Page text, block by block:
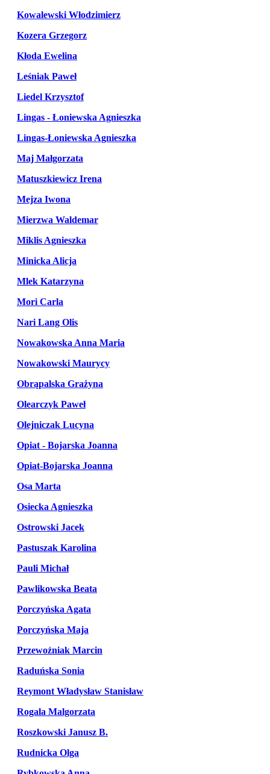
Kowalewski Włodzimierz
Kozera Grzegorz
Kłoda Ewelina
Leśniak Paweł
Liedel Krzysztof
Lingas - Łoniewska Agnieszka
Lingas-Łoniewska Agnieszka
Maj Małgorzata
Matuszkiewicz Irena
Mejza Iwona
Mierzwa Waldemar
Miklis Agnieszka
Minicka Alicja
Mlek Katarzyna
Mori Carla
Nari Lang Olis
Nowakowska Anna Maria
Nowakowski Maurycy
Obrąpalska Grażyna
Olearczyk Paweł
Olejniczak Lucyna
Opiat - Bojarska Joanna
Opiat-Bojarska Joanna
Osa Marta
Osiecka Agnieszka
Ostrowski Jacek
Pastuszak Karolina
Pauli Michał
Pawlikowska Beata
Porczyńska Agata
Porczyńska Maja
Przewoźniak Marcin
Raduńska Sonia
Reymont Władysław Stanisław
Rogala Malgorzata
Roszkowski Janusz B.
Rudnicka Olga